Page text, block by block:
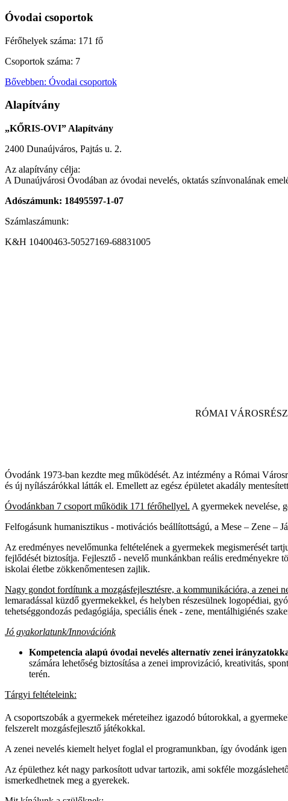
Óvodai csoportok
Férőhelyek száma: 171 fő
Csoportok száma: 7
Bővebben: Óvodai csoportok
Alapítvány
„KŐRIS-OVI” Alapítvány
2400 Dunaújváros, Pajtás u. 2.
Az alapítvány célja:
A Dunaújvárosi Óvodában az óvodai nevelés, oktatás színvonalának
Adószámunk: 18495597-1-07
Számlaszámunk:
K&H 10400463-50527169-68831005
RÓMAI VÁROSRÉSZI
Óvodánk 1973-ban kezdte meg működését. Az intézmény a Római
és új nyílászárókkal látták el. Emellett az egész épületet akadály
Óvodánkban 7 csoport működik 171 férőhellyel. A gyermekek nevelése,
Felfogásunk humanisztikus - motivációs beállítottságú, a Mese – Zene –
Az eredményes nevelőmunka feltételének a gyermekek megismerését
fejlődését biztosítja. Fejlesztő - nevelő munkánkban reális eredményekre
iskolai életbe zökkenőmentesen zajlik.
Nagy gondot fordítunk a mozgásfejlesztésre, a kommunikációra, a zenei
lemaradással küzdő gyermekekkel, és helyben részesülnek logopédiai,
tehetséggondozás pedagógiája, speciális ének - zene, mentálhigiénés
Jó gyakorlatunk/Innovációnk
Kompetencia alapú óvodai nevelés alternatív zenei
számára lehetőség biztosítása a zenei improvizáció, kreativitás,
terén.
Tárgyi feltételeink:
A csoportszobák a gyermekek méreteihez igazodó bútorokkal, a
felszerelt mozgásfejlesztő játékokkal.
A zenei nevelés kiemelt helyet foglal el programunkban, így óvodánk
Az épülethez két nagy parkosított udvar tartozik, ami sokféle
ismerkedhetnek meg a gyerekek.